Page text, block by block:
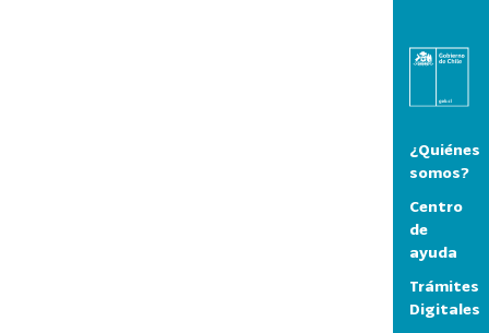
¿Quiénes
somos?
Centro
de
ayuda
Trámites
Digitales